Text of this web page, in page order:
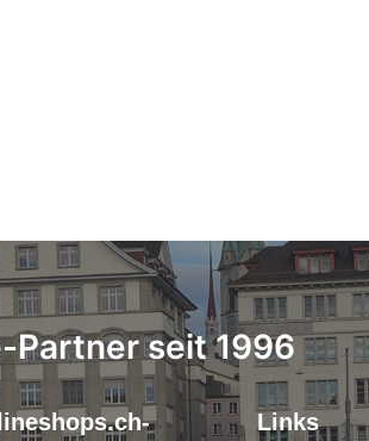
Partner seit 1996
Links